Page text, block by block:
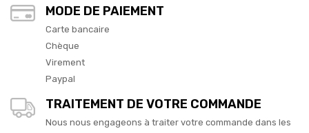
MODE DE PAIEMENT
Carte bancaire
Chèque
Virement
Paypal
TRAITEMENT DE VOTRE COMMANDE
Nous nous engageons à traiter votre commande dans les